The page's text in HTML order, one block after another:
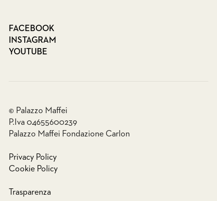
FACEBOOK
INSTAGRAM
YOUTUBE
© Palazzo Maffei
P.Iva 04655600239
Palazzo Maffei Fondazione Carlon
Privacy Policy
Cookie Policy
Trasparenza